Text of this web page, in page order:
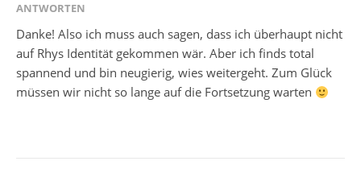
ANTWORTEN
Danke! Also ich muss auch sagen, dass ich überhaupt nicht
auf Rhys Identität gekommen wär. Aber ich finds total
spannend und bin neugierig, wies weitergeht. Zum Glück
müssen wir nicht so lange auf die Fortsetzung warten